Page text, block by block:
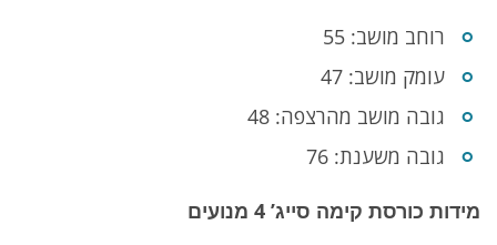
רוחב מושב: 55
עומק מושב: 47
גובה מושב מהרצפה: 48
גובה משענת: 76
מידות כורסת קימה סייג’ 4 מנועים